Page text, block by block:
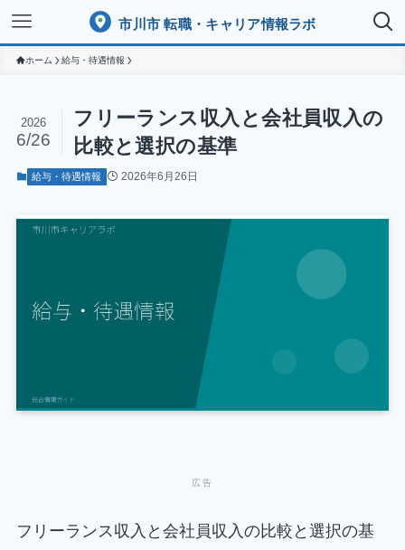
市川市 転職・キャリア情報ラボ
ホーム 給与・待遇情報
フリーランス収入と会社員収入の
比較と選択の基準
2026
6/26
給与・待遇情報 2026年6月26日
フリーランス収入と会社員収入の比較と選択の基